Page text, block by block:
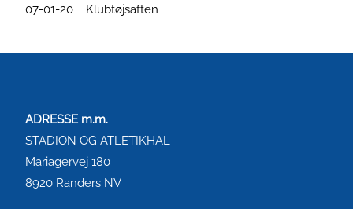
07-01-20 Klubtøjsaften
ADRESSE m.m.
STADION OG ATLETIKHAL
Mariagervej 180
8920 Randers NV